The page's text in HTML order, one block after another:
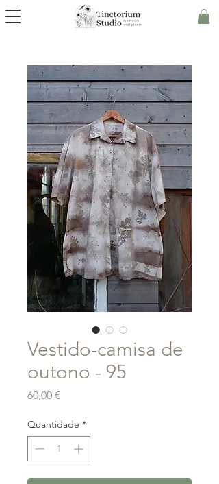
Vestido-camisa de
outono - 95
60,00 €
Quantidade *